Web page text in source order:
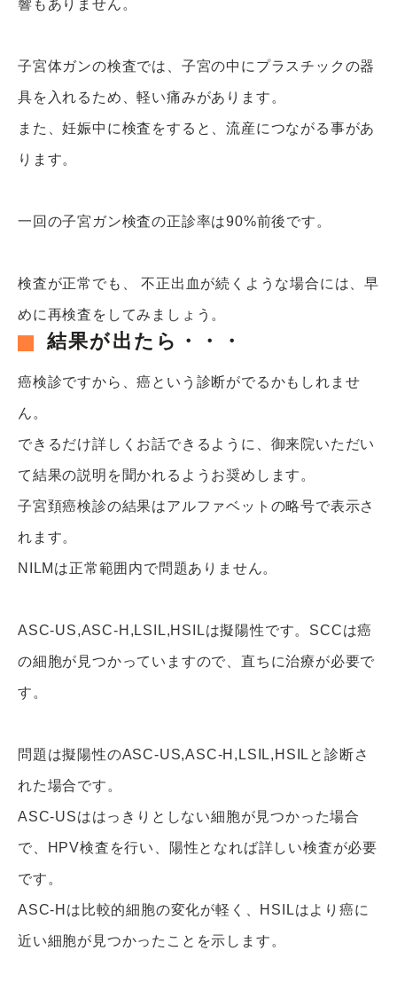
響もありません。
子宮体ガンの検査では、子宮の中にプラスチックの器
具を入れるため、軽い痛みがあります。
また、妊娠中に検査をすると、流産につながる事があ
ります。
一回の子宮ガン検査の正診率は90%前後です。
検査が正常でも、 不正出血が続くような場合には、早
めに再検査をしてみましょう。
結果が出たら・・・
癌検診ですから、癌という診断がでるかもしれませ
ん。
できるだけ詳しくお話できるように、御来院いただい
て結果の説明を聞かれるようお奨めします。
子宮頚癌検診の結果はアルファベットの略号で表示さ
れます。
NILMは正常範囲内で問題ありません。
ASC-US,ASC-H,LSIL,HSILは擬陽性です。SCCは癌
の細胞が見つかっていますので、直ちに治療が必要で
す。
問題は擬陽性のASC-US,ASC-H,LSIL,HSILと診断さ
れた場合です。
ASC-USははっきりとしない細胞が見つかった場合
で、HPV検査を行い、陽性となれば詳しい検査が必要
です。
ASC-Hは比較的細胞の変化が軽く、HSILはより癌に
近い細胞が見つかったことを示します。